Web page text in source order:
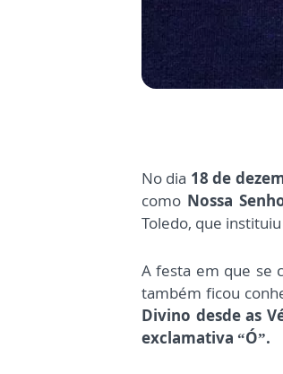
No dia 18 de
como Nossa
Toledo, que
A festa em que se
também ficou
Divino desde as
exclamativa “Ó”.